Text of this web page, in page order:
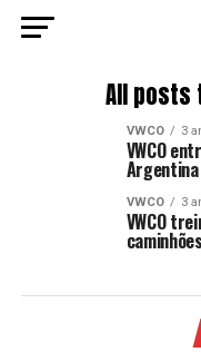
All posts
VWCO 3
VWCO
Argentina
VWCO 3
VWCO